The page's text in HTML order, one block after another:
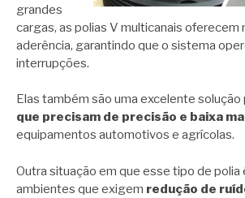
grandes
cargas, as polias V multicanais oferecem
aderência, garantindo que o sistema
interrupções.
Elas também são uma excelente solução
que precisam de precisão e baixa
equipamentos automotivos e agrícolas.
Outra situação em que esse tipo de polia
ambientes que exigem redução de